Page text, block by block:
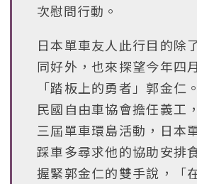
次慰問行動。
日本單車友人此行目的除
同好外，也來探望今年四
「踏板上的勇者」郭金仁
民國自由車協會擔任義工
三屆單車環島活動，日本
踩車多尋求他的協助安排
握緊郭金仁的雙手說，「